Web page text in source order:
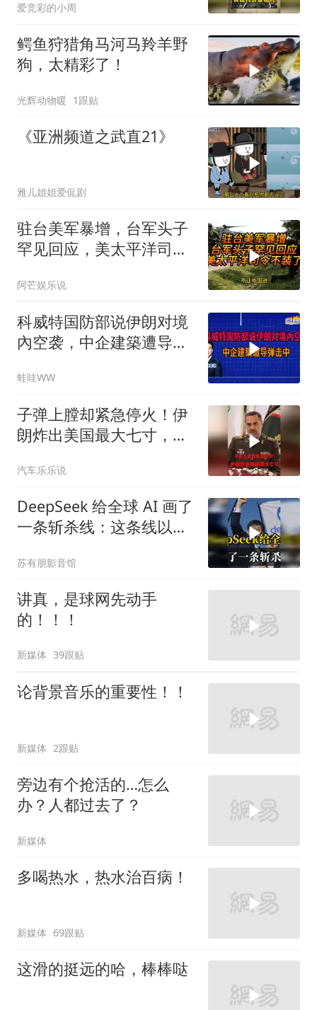
爱竞彩的小周
鳄鱼狩猎角马河马羚羊野
狗，太精彩了！
光辉动物暖 1跟贴
《亚洲频道之武直21》
雅儿姐姐爱侃剧
驻台美军暴增，台军头子
罕见回应，美太平洋司令
阿芒娱乐说
科威特国防部说伊朗对境
內空袭，中企建築遭导弹
延廷｜辣晚报20260806
蛙哇WW
子弹上膛却紧急停火！伊
朗炸出美国最大七寸，特
汽车乐乐说
DeepSeek 给全球 AI 画了
一条斩杀线：这条线以下
苏有朋影音馆
讲真，是球网先动手
的！！！
新媒体 39跟贴
论背景音乐的重要性！！
新媒体 2跟贴
旁边有个抢活的…怎么
办？人都过去了？
新媒体
多喝热水，热水治百病！
新媒体 69跟贴
这滑的挺远的哈，棒棒哒